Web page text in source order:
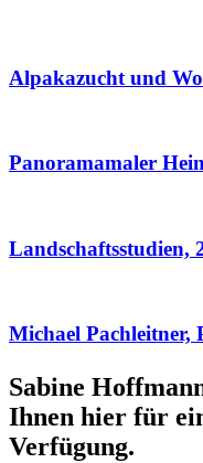
Alpakazucht und
Panoramamaler
Landschaftsstudien,
Michael Pachleitner,
Sabine
Ihnen hier für
Verfügung.